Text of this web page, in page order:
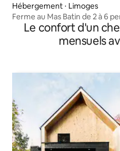
Hébergement ⋅ Limoges
Ferme au Mas Batin de 2 à 6
Le confort d'un
mensuels